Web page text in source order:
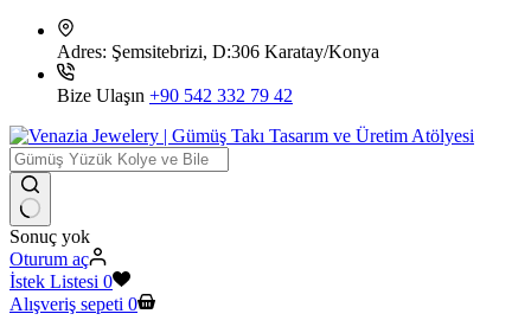
Adres: Şemsitebrizi, D:306 Karatay/Konya
Bize Ulaşın +90 542 332 79 42
Sonuç yok
Oturum aç
İstek Listesi 0
Alışveriş sepeti 0